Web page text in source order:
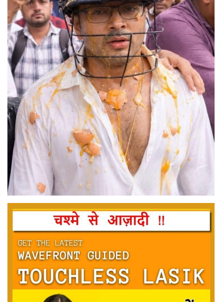
दुनिया
मनोरंजन
सेहत
धर्म
करियर
राशिफल
खेल
बिजनेस
फोटो
वीडियो